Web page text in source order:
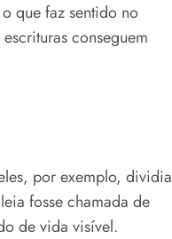
que faz sentido no
conseguem
por exemplo, dividia
fosse chamada de
de vida visível.